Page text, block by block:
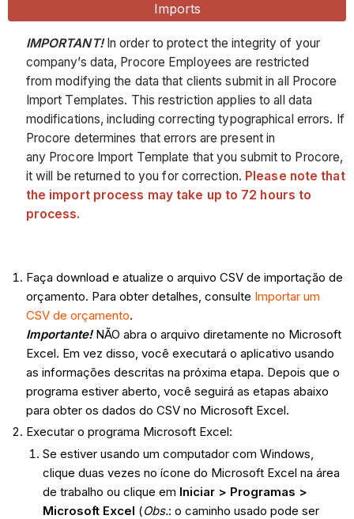
Imports
IMPORTANT!In order to protect the integrity of your
company’s data, Procore Employees are restricted
from modifying the data that clients submit in all Procore
Import Templates. This restriction applies to all data
modifications, including correcting typographical errors. If
Procore determines that errors are present in
any Procore Import Template that you submit to Procore,
it will be returned to you for correction. Please note that
the import process may take up to 72 hours to
process.
Faça download e atualize o arquivo CSV de importação de
orçamento. Para obter detalhes, consulte Importar um
CSV de orçamento.
Importante! NÃO abra o arquivo diretamente no Microsoft
Excel. Em vez disso, você executará o aplicativo usando
as informações descritas na próxima etapa. Depois que o
programa estiver aberto, você seguirá as etapas abaixo
para obter os dados do CSV no Microsoft Excel.
Executar o programa Microsoft Excel:
Se estiver usando um computador com Windows,
clique duas vezes no ícone do Microsoft Excel na área
de trabalho ou clique em Iniciar > Programas >
Microsoft Excel (Obs.: o caminho usado pode ser